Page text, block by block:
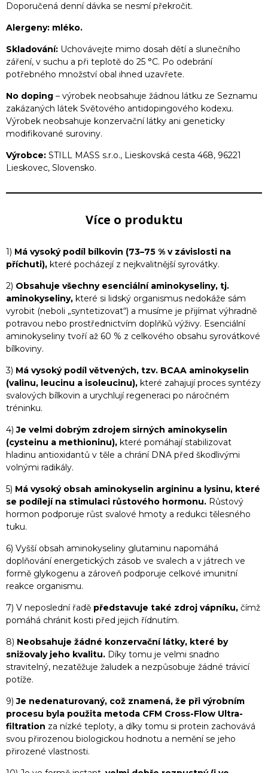
Doporučená denní dávka se nesmí překročit.
Alergeny: mléko.
Skladování: Uchovávejte mimo dosah dětí a slunečního
záření, v suchu a při teplotě do 25 °C. Po odebrání
potřebného množství obal ihned uzavřete.
No doping – výrobek neobsahuje žádnou látku ze Seznamu
zakázaných látek Světového antidopingového kodexu.
Výrobek neobsahuje konzervační látky ani geneticky
modifikované suroviny.
Výrobce: STILL MASS s.r.o., Lieskovská cesta 468, 96221
Lieskovec, Slovensko.
Více o produktu
1) Má vysoký podíl bílkovin (73–75 % v závislosti na
příchuti), které pocházejí z nejkvalitnější syrovátky.
2) Obsahuje všechny esenciální aminokyseliny, tj.
aminokyseliny, které si lidský organismus nedokáže sám
vyrobit (neboli „syntetizovat“) a musíme je přijímat výhradně
potravou nebo prostřednictvím doplňků výživy. Esenciální
aminokyseliny tvoří až 60 % z celkového obsahu syrovátkové
bílkoviny.
3) Má vysoký podíl větvených, tzv. BCAA aminokyselin
(valinu, leucinu a isoleucinu), které zahajují proces syntézy
svalových bílkovin a urychlují regeneraci po náročném
tréninku.
4)Je velmi dobrým zdrojem sirných aminokyselin
(cysteinu a methioninu), které pomáhají stabilizovat
hladinu antioxidantů v těle a chrání DNA před škodlivými
volnými radikály.
5) Má vysoký obsah aminokyselin argininu a lysinu, které
se podílejí na stimulaci růstového hormonu. Růstový
hormon podporuje růst svalové hmoty a redukci tělesného
tuku.
6) Vyšší obsah aminokyseliny glutaminu napomáhá
doplňování energetických zásob ve svalech a v játrech ve
formě glykogenu a zároveň podporuje celkové imunitní
reakce organismu.
7) V neposlední řadě představuje také zdroj vápníku, čímž
pomáhá chránit kosti před jejich řídnutím.
8) Neobsahuje žádné konzervační látky, které by
snižovaly jeho kvalitu. Díky tomu je velmi snadno
stravitelný, nezatěžuje žaludek a nezpůsobuje žádné trávicí
potíže.
9)Je nedenaturovaný, což znamená, že při výrobním
procesu byla použita metoda CFM Cross-Flow Ultra-
filtration za nízké teploty, a díky tomu si protein zachovává
svou přirozenou biologickou hodnotu a nemění se jeho
přirozené vlastnosti.